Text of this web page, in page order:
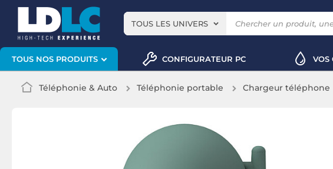
TOUS LES UNIVERS
TOUS NOS PRODUITS CONFIGURATEUR PC VOS
Téléphonie & Auto Téléphonie portable Chargeur téléphone